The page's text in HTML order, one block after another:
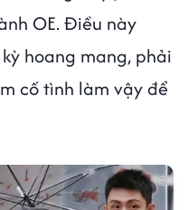
OE. Điều này
hoang mang, phải
cố tình làm vậy để